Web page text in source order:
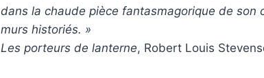
dans la chaude pièce fantasmagorique de son
murs historiés. »
Les porteurs de lanterne, Robert Louis